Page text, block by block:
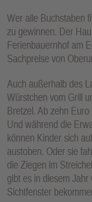
Wer alle Buchstaben
zu gewinnen. Der
Ferienbauernhof am
Sachpreise von
Auch außerhalb des
Würstchen vom Grill
Bretzel. Ab zehn
Und während die
können Kinder sich
austoben. Oder sie
die Ziegen im
gibt es in diesem
Sichtfenster